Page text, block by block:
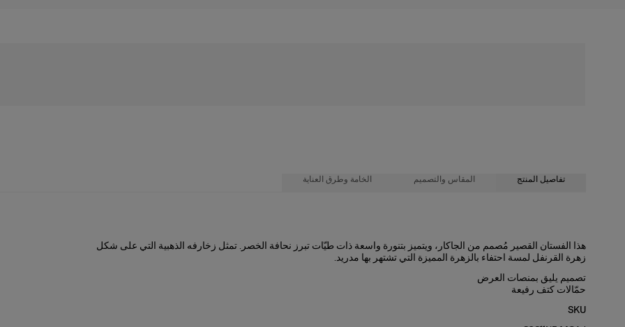
تفاصيل المنتج المقاس والتصميم الخامة وطرق العناية
هذا الفستان القصير مُصمم من الجاكار، ويتميز بتنورة واسعة ذات طيّات تبرز نحافة الخصر. تمثل زخارفه الذهبية التي على شكل
زهرة القرنفل لمسة احتفاء بالزهرة المميزة التي تشتهر بها مدريد.
تصميم يليق بمنصات العرض
حمّالات كتف رفيعة
SKU
قصّة واسعة قليلاً ومريحة، وطول قصير
جاكار اللوريكس بنقشة القرنفل بوزن متوسط
طول العارضة 175 سم/ 5 أقدام و7 بوصات، وترتدي المقاس الأمريكي 2
30.5"
تعليمات الغسيل
تنظيف جاف فقط
صُنعت في